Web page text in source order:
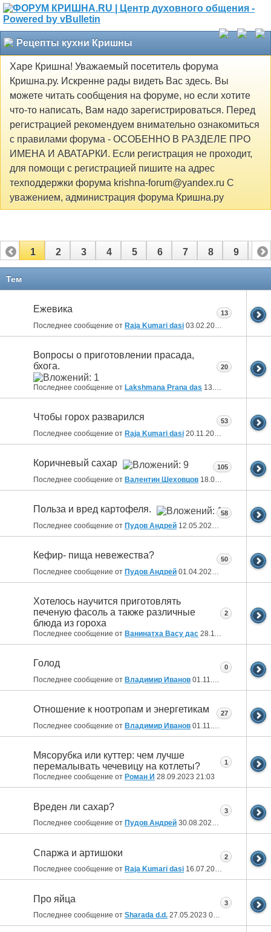
Рецепты кухни Кришны
Харе Кришна! Уважаемый посетитель форума
Кришна.ру. Искренне рады видеть Вас здесь. Вы
можете читать сообщения на форуме, но если хотите
что-то написать, Вам надо зарегистрироваться. Перед
регистрацией рекомендуем внимательно ознакомиться
с правилами форума - ОСОБЕННО В РАЗДЕЛЕ ПРО
ИМЕНА И АВАТАРКИ. Если регистрация не проходит,
для помощи с регистрацией пишите на адрес
техподдержки форума krishna-forum@yandex.ru С
уважением, администрация форума Кришна.ру
1 2 3 4 5 6 7 8 9 10
Тем
Ежевика
Последнее сообщение от Raja Kumari dasi 03.02.2026
13
Вопросы о приготовлении прасада,
бхога.
Последнее сообщение от Lakshmana Prana das 13.08.2025
20
Чтобы горох разварился
Последнее сообщение от Raja Kumari dasi 20.11.2024
53
Коричневый сахар
Последнее сообщение от Валентин Шеховцов 18.07.2024 15:19
105
Польза и вред картофеля.
Последнее сообщение от Пудов Андрей 12.05.2024 19:18
58
Кефир- пища невежества?
Последнее сообщение от Пудов Андрей 01.04.2024 17:26
50
Хотелось научится приготовлять
печеную фасоль а также различные
блюда из гороха
Последнее сообщение от Ванинатха Васу дас 28.11.2023
2
Голод
Последнее сообщение от Владимир Иванов 01.11.2023
0
Отношение к ноотропам и энергетикам
Последнее сообщение от Владимир Иванов 01.11.2023
27
Мясорубка или куттер: чем лучше
перемалывать чечевицу на котлеты?
Последнее сообщение от Роман И 28.09.2023 21:03
1
Вреден ли сахар?
Последнее сообщение от Пудов Андрей 30.08.2023 20:52
3
Спаржа и артишоки
Последнее сообщение от Raja Kumari dasi 16.07.2023
2
Про яйца
Последнее сообщение от Sharada d.d. 27.05.2023 00:53
3